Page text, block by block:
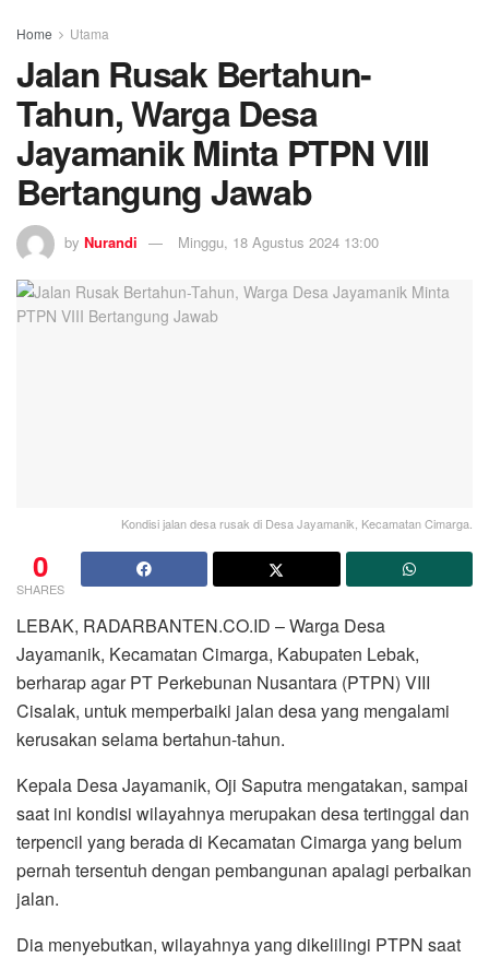
Home Utama
Jalan Rusak Bertahun-
Tahun, Warga Desa
Jayamanik Minta PTPN VIII
Bertangung Jawab
by Nurandi Minggu, 18 Agustus 2024 13:00
Kondisi jalan desa rusak di Desa Jayamanik, Kecamatan Cimarga.
0
SHARES
LEBAK, RADARBANTEN.CO.ID – Warga Desa
Jayamanik, Kecamatan Cimarga, Kabupaten Lebak,
berharap agar PT Perkebunan Nusantara (PTPN) VIII
Cisalak, untuk memperbaiki jalan desa yang mengalami
kerusakan selama bertahun-tahun.
Kepala Desa Jayamanik, Oji Saputra mengatakan, sampai
saat ini kondisi wilayahnya merupakan desa tertinggal dan
terpencil yang berada di Kecamatan Cimarga yang belum
pernah tersentuh dengan pembangunan apalagi perbaikan
jalan.
Dia menyebutkan, wilayahnya yang dikelilingi PTPN saat